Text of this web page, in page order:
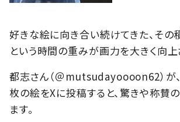
好きな絵に向き合い続けてきた、その
という時間の重みが画力を大きく向上
都志さん（＠mutsudayoooon62）が
枚の絵をXに投稿すると、驚きや称賛
ます。